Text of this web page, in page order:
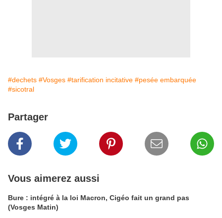
#dechets #Vosges #tarification incitative #pesée embarquée
#sicotral
Partager
Vous aimerez aussi
Bure : intégré à la loi Macron, Cigéo fait un grand pas
(Vosges Matin)